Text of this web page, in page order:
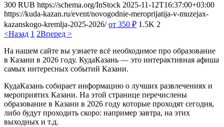
300 RUB https://schema.org/InStock 2025-11-12T16:37:00+03:00
https://kuda-kazan.ru/event/novogodnie-meroprijatija-v-muzejax-
kazanskogo-kremlja-2025-2026/ от 350 ₽ 1.5K 2
<Назад 1 2Вперед >
На нашем сайте вы узнаете всё необходимое про образование
в Казани в 2026 году. КудаКазань — это интерактивная афиша
самых интересных событий Казани.
КудаКазань собирает информацию о лучших развлечениях и
мероприятих Казани. На этой странице перечислены
образование в Казани в 2026 году которые проходят сегодня,
либо будут проходить скоро: например завтра, на этих
выходных и т.д.